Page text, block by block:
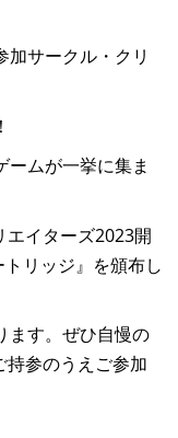
加サークル・クリ
ームが一挙に集ま
エイターズ2023開
リッジ』を頒布し
ます。ぜひ自慢の
持参のうえご参加